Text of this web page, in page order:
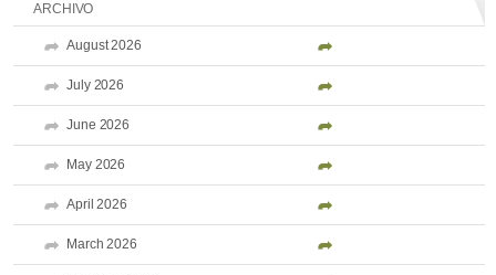
ARCHIVO
August 2026
July 2026
June 2026
May 2026
April 2026
March 2026